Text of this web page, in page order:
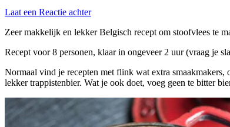
Laat een Reactie achter
Zeer makkelijk en lekker Belgisch recept om stoofvlees te
Recept voor 8 personen, klaar in ongeveer 2 uur (vraag je
Normaal vind je recepten met flink wat extra
lekker trappistenbier. Wat je ook doet, voeg geen te bitter